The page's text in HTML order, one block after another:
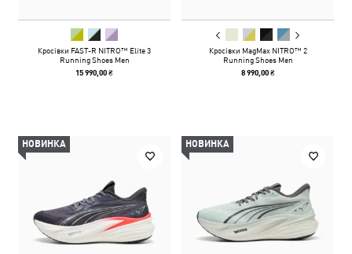
Кросівки FAST-R NITRO™ Elite 3
Running Shoes Men
15 990,00 ₴
Кросівки MagMax NITRO™ 2
Running Shoes Men
8 990,00 ₴
НОВИНКА НОВИНКА